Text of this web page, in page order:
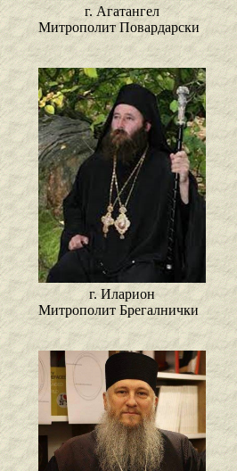
г. Агатангел
Митрополит Повардарски
г. Иларион
Митрополит Брегалнички